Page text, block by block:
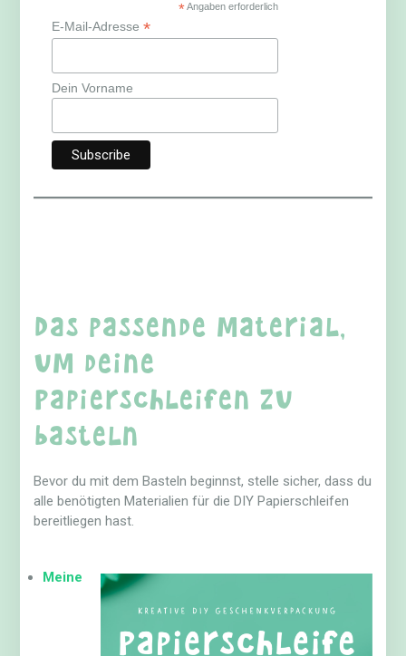
*Angaben erforderlich
E-Mail-Adresse*
Dein Vorname
Das passende Material,
um deine
Papierschleifen zu
basteln
Bevor du mit dem Basteln beginnst, stelle sicher, dass du
alle benötigten Materialien für die DIY Papierschleifen
bereitliegen hast.
Meine